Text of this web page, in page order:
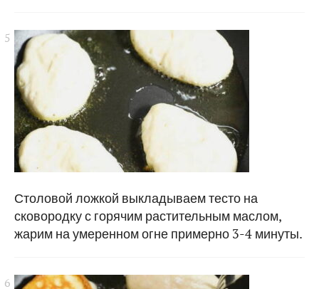
Столовой ложкой выкладываем тесто на
сковородку с горячим растительным маслом,
жарим на умеренном огне примерно 3-4 минуты.